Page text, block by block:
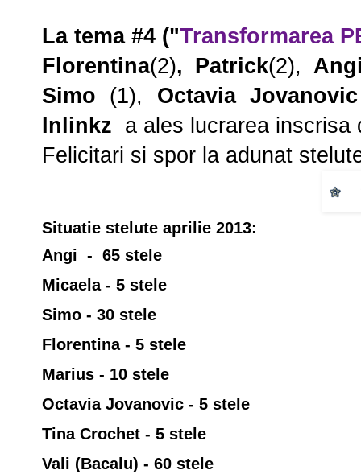
La tema #4 ("Transformarea
Florentina(2), Patrick(2),
Simo (1), Octavia Jovanovic
Inlinkz a ales lucrarea
Felicitari si spor la adunat
Situatie stelute aprilie 2013:
Angi - 65 stele
Micaela - 5 stele
Simo - 30 stele
Florentina - 5 stele
Marius - 10 stele
Octavia Jovanovic - 5 stele
Tina Crochet - 5 stele
Vali (Bacalu) - 60 stele